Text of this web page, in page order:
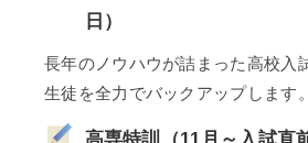
日）
長年のノウハウが詰まった高校入
生徒を全力でバックアップします。